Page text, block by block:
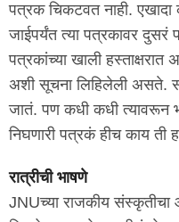
पत्रक चिकटवत नाही.
जाईपर्यंत त्या पत्रकावर दुसरं
पत्रकांच्या खाली हस्ताक्षरात
अशी सूचना लिहिलेली असते.
जातं. पण कधी कधी त्यावरून
निघणारी पत्रकं हीच काय ती
रात्रीची भाषणे
JNUच्या राजकीय